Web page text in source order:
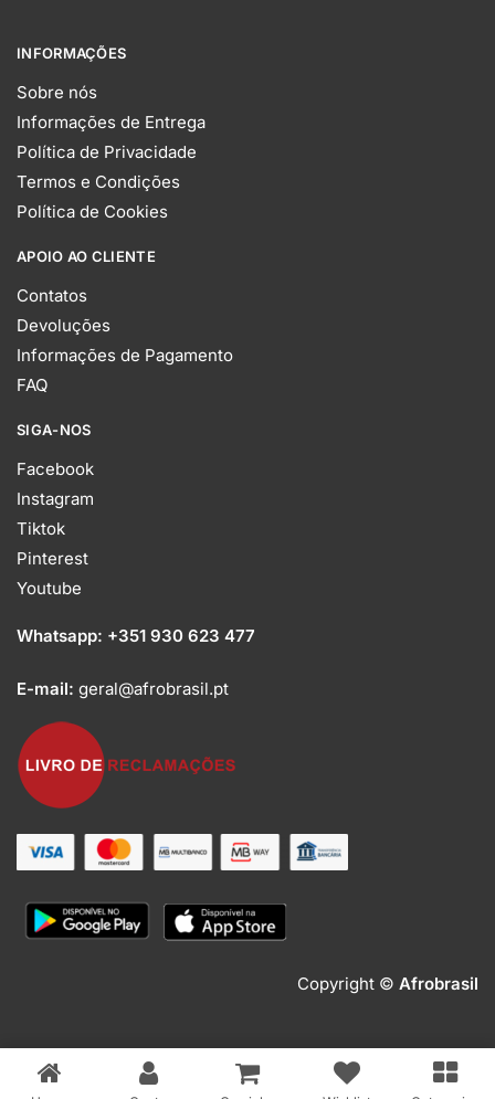
INFORMAÇÕES
Sobre nós
Informações de Entrega
Política de Privacidade
Termos e Condições
Política de Cookies
APOIO AO CLIENTE
Contatos
Devoluções
Informações de Pagamento
FAQ
SIGA-NOS
Facebook
Instagram
Tiktok
Pinterest
Youtube
Whatsapp: +351 930 623 477
E-mail: geral@afrobrasil.pt
Copyright © Afrobrasil